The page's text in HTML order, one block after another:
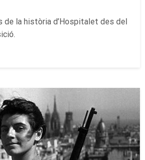
de la història d’Hospitalet des del